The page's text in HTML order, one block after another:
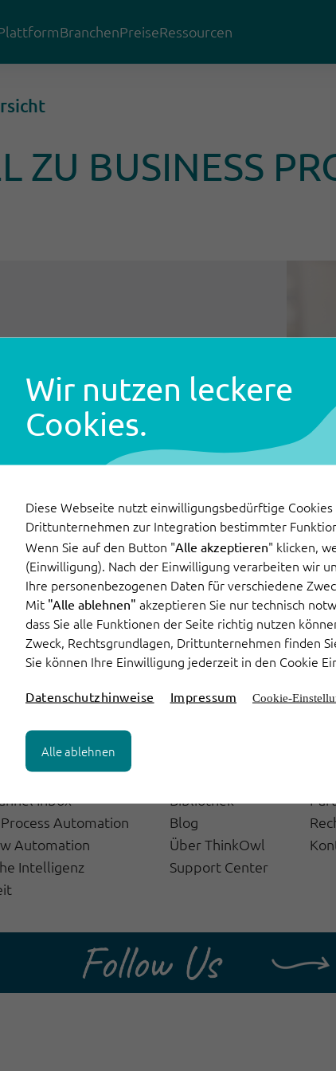
Wir nutzen leckere
Cookies.
Diese Webseite nutzt einwilligungsbedürftige Cookies
Drittunternehmen zur Integration bestimmter
Wenn Sie auf den Button "Alle akzeptieren" klicken,
(Einwilligung). Nach der Einwilligung verarbeiten wir
Ihre personenbezogenen Daten für verschiedene
Mit "Alle ablehnen" akzeptieren Sie nur technisch
dass Sie alle Funktionen der Seite richtig nutzen
Zweck, Rechtsgrundlagen, Drittunternehmen finden
Sie können Ihre Einwilligung jederzeit in den Cookie
Datenschutzhinweise Impressum Cookie-
Alle ablehnen
BranchenPreiseRessourcen
ZU BUSINESS
Self
Seite 1 von
AI
Bot
Inbox
Automation
Automation
Intelligenz
Ressourcen
Bibliothek
Blog
Über ThinkOwl
Support Center